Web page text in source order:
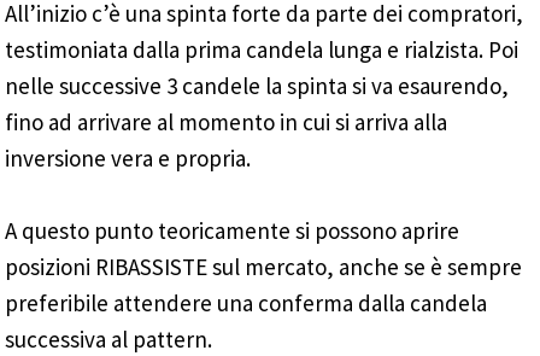
All’inizio c’è una spinta forte da parte dei compratori,
testimoniata dalla prima candela lunga e rialzista. Poi
nelle successive 3 candele la spinta si va esaurendo,
fino ad arrivare al momento in cui si arriva alla
inversione vera e propria.
A questo punto teoricamente si possono aprire
posizioni RIBASSISTE sul mercato, anche se è sempre
preferibile attendere una conferma dalla candela
successiva al pattern.